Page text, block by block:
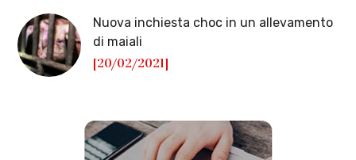
Nuova inchiesta choc in un allevamento
di maiali
[20/02/2021]